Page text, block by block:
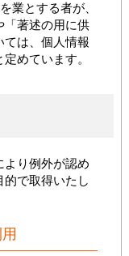
業とする者が、
「著述の用に供
ては、個人情報
めています。
より例外が認め
で取得いたし